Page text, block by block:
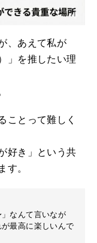
、あえて私が
」を推したい理
ことって難しく
好き」という共
す。
」なんて言いなが
最高に楽しいんで